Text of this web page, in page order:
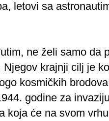
letovi sa
ne želi samo da
Njegov krajnji cilj je
kosmičkih
godine za
koja će na svom